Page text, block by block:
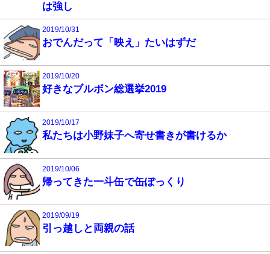
は強し
2019/10/31
おでんだって「映え」たいはずだ
2019/10/20
好きなブルボン総選挙2019
2019/10/17
私たちは小野妹子へ寄せ書きが書けるか
2019/10/06
帰ってきた一斗缶で缶ぽっくり
2019/09/19
引っ越しと両親の話